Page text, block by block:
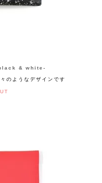
& white-
のようなデザインです